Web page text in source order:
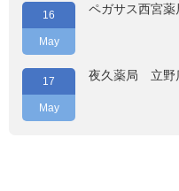
16
May
ペガサス西宮
17
May
夜久薬局 立野